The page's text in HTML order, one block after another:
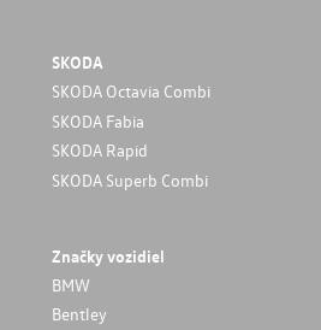
SKODA
SKODA Octavia Combi
SKODA Fabia
SKODA Rapid
SKODA Superb Combi
Značky vozidiel
BMW
Bentley